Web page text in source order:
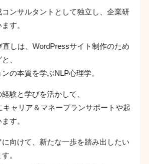
ンサルタントとして独立し、企業研
す。
しは、WordPressサイト制作のため
、
の本質を学ぶNLP心理学。
験と学びを活かして、
キャリア＆マネープランサポートや起
す。
向けて、新たな一歩を踏み出したい
。